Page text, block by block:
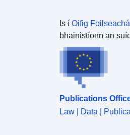
Is í Oifig
bhainistíonn an
Publications
Law | Data |